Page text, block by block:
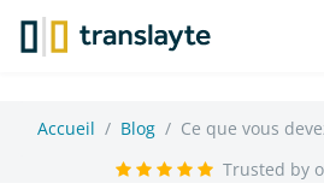
Accueil Blog
Ce que vous
Trusted by